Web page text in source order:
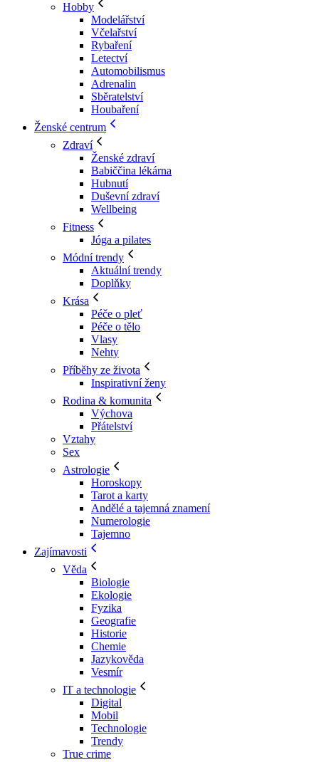
Hobby
Modelářství
Včelařství
Rybaření
Letectví
Automobilismus
Adrenalin
Sběratelství
Houbaření
Ženské centrum
Zdraví
Ženské zdraví
Babiččina lékárna
Hubnutí
Duševní zdraví
Wellbeing
Fitness
Jóga a pilates
Módní trendy
Aktuální trendy
Doplňky
Krása
Péče o pleť
Péče o tělo
Vlasy
Nehty
Příběhy ze života
Inspirativní ženy
Rodina & komunita
Výchova
Přátelství
Vztahy
Sex
Astrologie
Horoskopy
Tarot a karty
Andělé a tajemná znamení
Numerologie
Tajemno
Zajímavosti
Věda
Biologie
Ekologie
Fyzika
Geografie
Historie
Chemie
Jazykověda
Vesmír
IT a technologie
Digital
Mobil
Technologie
Trendy
True crime